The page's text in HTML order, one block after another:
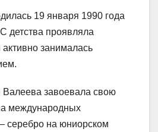
19 января 1990 года
детства проявляла
активно занималась
Валеева завоевала свою
международных
серебро на юниорском